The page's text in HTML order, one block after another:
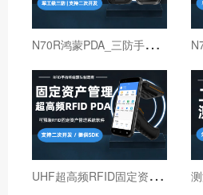
N
70R鸿蒙PDA_三防手持PDA终端_国产鸿蒙手持终端
U
HF超高频RFID固定资产管理手持终端机